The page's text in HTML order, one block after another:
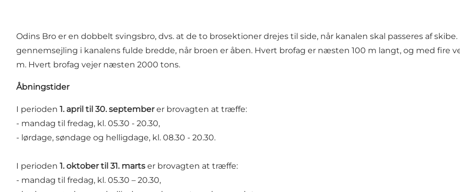
Odins Bro er en dobbelt svingsbro, dvs. at de to brosektioner drejes til side, når kanalen skal passeres af
gennemsejling i kanalens fulde bredde, når broen er åben. Hvert brofag er næsten 100 m langt, og med fire
m. Hvert brofag vejer næsten 2000 tons.
Åbningstider
I perioden 1. april til 30. septemberer brovagten at træffe:
- mandag til fredag, kl. 05.30 - 20.30,
- lørdage, søndage og helligdage, kl. 08.30 - 20.30.
I perioden 1. oktober til 31. marts er brovagten at træffe:
- mandag til fredag, kl. 05.30 – 20.30,